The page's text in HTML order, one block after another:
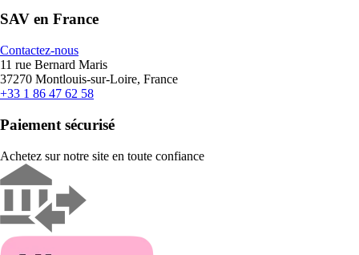
SAV en France
Contactez-nous
11 rue Bernard Maris
37270 Montlouis-sur-Loire, France
+33 1 86 47 62 58
Paiement sécurisé
Achetez sur notre site en toute confiance